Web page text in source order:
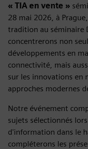
« TIA en vente »
28 mai 2026, à
tradition au séminaire
concentrerons non
développements en
connectivité, mais
sur les innovations en
approches modernes
Notre événement
sujets sélectionnés
d'information dans le
compléterons les